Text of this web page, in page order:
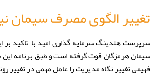
تغییر الگوی مصرف سیمان
سرپرست هلدینگ سرمایه گذاری امید با تاکید
سیمان هرمزگان قوت گرفته است و طبق برنامه این شرکت انتظار
فهیمی تغییر نگاه مدیریت را عامل مهمی در